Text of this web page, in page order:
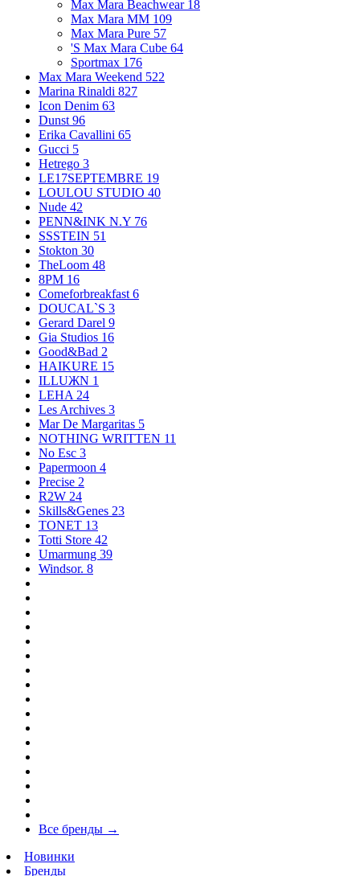
Max Mara Beachwear 18
Max Mara MM 109
Max Mara Pure 57
'S Max Mara Cube 64
Sportmax 176
Max Mara Weekend 522
Marina Rinaldi 827
Icon Denim 63
Dunst 96
Erika Cavallini 65
Gucci 5
Hetrego 3
LE17SEPTEMBRE 19
LOULOU STUDIO 40
Nude 42
PENN&INK N.Y 76
SSSTEIN 51
Stokton 30
TheLoom 48
8PM 16
Comeforbreakfast 6
DOUCAL`S 3
Gerard Darel 9
Gia Studios 16
Good&Bad 2
HAIKURE 15
ILLUЖN 1
LEHA 24
Les Archives 3
Mar De Margaritas 5
NOTHING WRITTEN 11
No Esc 3
Papermoon 4
Precise 2
R2W 24
Skills&Genes 23
TONET 13
Totti Store 42
Umarmung 39
Windsor. 8
Все бренды →
Новинки
Бренды